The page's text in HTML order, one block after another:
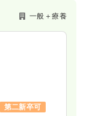
一般＋療養
第二新卒可